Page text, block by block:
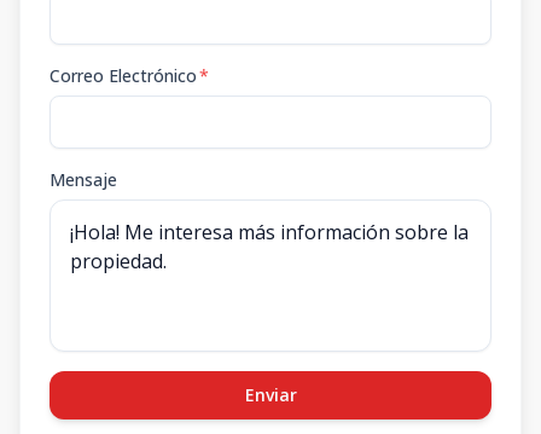
Correo Electrónico*
Mensaje
Enviar